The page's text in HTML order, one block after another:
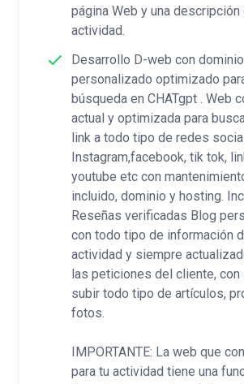
página Web y una descripción
actividad.
Desarrollo D-web con dominio
personalizado optimizado
búsqueda en CHATgpt . Web
actual y optimizada para
link a todo tipo de redes
Instagram,facebook, tik tok,
youtube etc con
incluido, dominio y hosting.
Reseñas verificadas Blog
con todo tipo de información
actividad y siempre
las peticiones del cliente, con
subir todo tipo de artículos,
fotos.
IMPORTANTE: La web que
para tu actividad tiene una